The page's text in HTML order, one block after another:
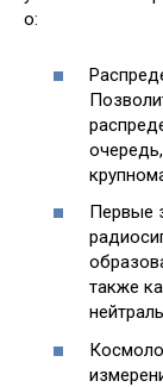
о:
Первые
также